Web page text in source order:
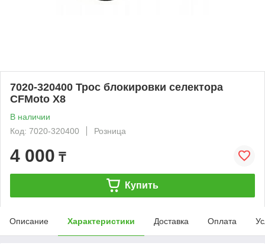
7020-320400 Трос блокировки селектора
CFMoto Х8
В наличии
Код: 7020-320400
Розница
4 000 ₸
Купить
Описание Характеристики Доставка Оплата